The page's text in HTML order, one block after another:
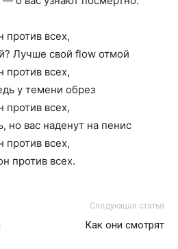
против всех,
Лучше свой flow отмой
против всех,
у темени обрез
против всех,
но вас наденут на пенис
против всех,
против всех.
Следующая статья
Как они смотрят